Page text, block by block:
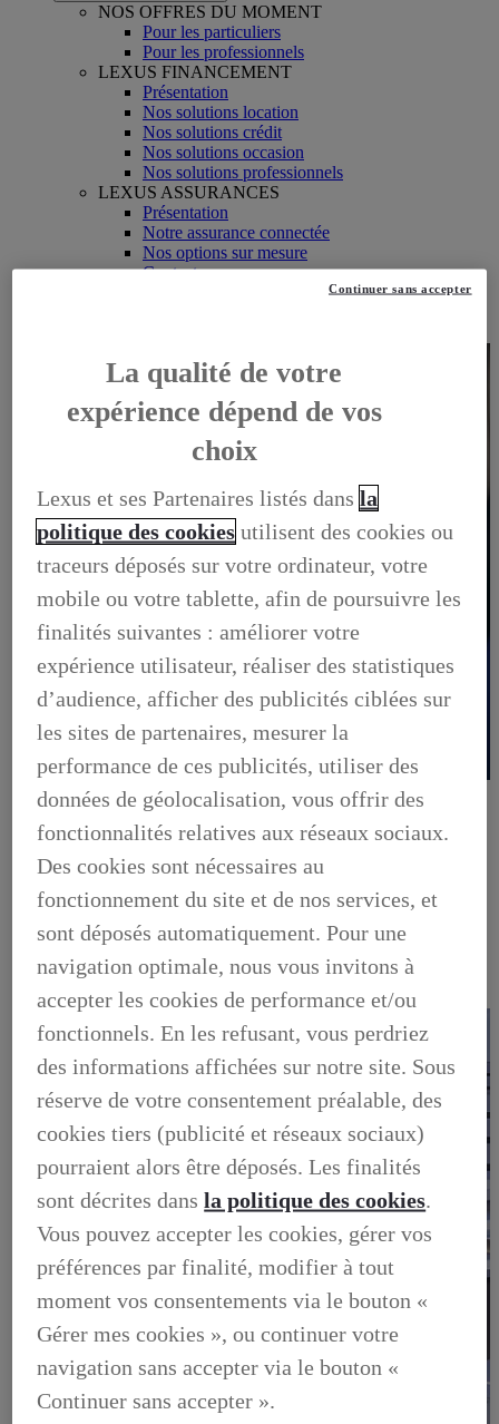
NOS OFFRES DU MOMENT
Pour les particuliers
Pour les professionnels
LEXUS FINANCEMENT
Présentation
Nos solutions location
Nos solutions crédit
Nos solutions occasion
Nos solutions professionnels
LEXUS ASSURANCES
Présentation
Notre assurance connectée
Nos options sur mesure
Contactez-nous
OFFRES DU MOMENT
DÉCOUVREZ TOUTES NOS OFFRES
OFFRES DU MOMENT, DÉCOUVREZ TOUTES NOS
OFFRES
OCCASIONS
NOTRE STOCK D'OCCASIONS
FINANCEZ VOTRE OCCASION
GARANTIE LEXUS PREFERENCE
LIVRET DE BIENVENUE
FOIRE AUX QUESTIONS
La qualité de votre
expérience dépend de vos
choix
Lexus et ses Partenaires listés dansla
politique des cookies utilisent des cookies ou
traceurs déposés sur votre ordinateur, votre
mobile ou votre tablette, afin de poursuivre les
finalités suivantes : améliorer votre
expérience utilisateur, réaliser des statistiques
d’audience, afficher des publicités ciblées sur
les sites de partenaires, mesurer la
performance de ces publicités, utiliser des
données de géolocalisation, vous offrir des
fonctionnalités relatives aux réseaux sociaux.
Des cookies sont nécessaires au
fonctionnement du site et de nos services, et
sont déposés automatiquement. Pour une
navigation optimale, nous vous invitons à
accepter les cookies de performance et/ou
fonctionnels. En les refusant, vous perdriez
des informations affichées sur notre site. Sous
réserve de votre consentement préalable, des
cookies tiers (publicité et réseaux sociaux)
pourraient alors être déposés. Les finalités
sont décrites dansla politique des cookies.
Vous pouvez accepter les cookies, gérer vos
préférences par finalité, modifier à tout
moment vos consentements via le bouton «
Gérer mes cookies », ou continuer votre
navigation sans accepter via le bouton «
Continuer sans accepter ».
Continuer sans accepter